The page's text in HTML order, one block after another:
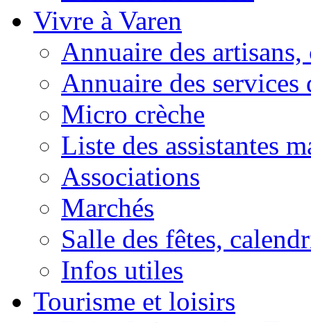
Vivre à Varen
Annuaire des
Annuaire des services
Micro crèche
Liste des assistantes
Associations
Marchés
Salle des fêtes,
Infos utiles
Tourisme et loisirs